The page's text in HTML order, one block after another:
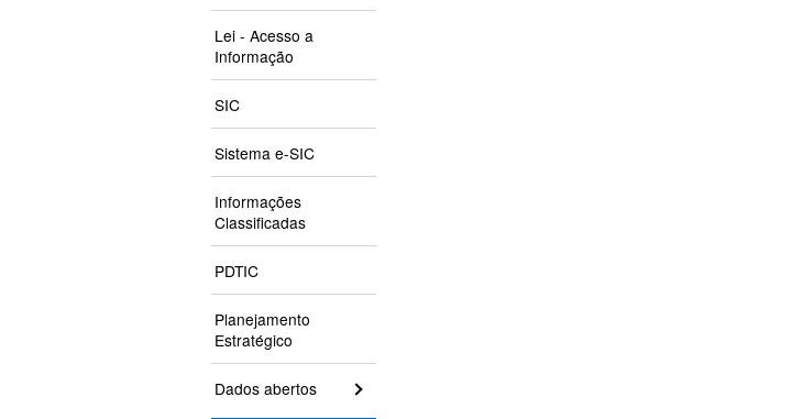
Lei - Acesso a
Informação
SIC
Sistema e-SIC
Informações
Classificadas
PDTIC
Planejamento
Estratégico
Dados abertos